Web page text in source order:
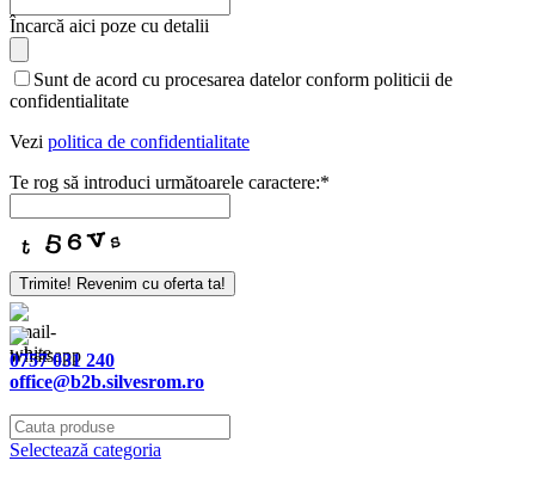
Încarcă aici poze cu detalii
Website
URL*
Sunt de acord cu procesarea datelor conform politicii de
confidentialitate
Vezi politica de confidentialitate
Te rog să introduci următoarele caractere:*
Trimite! Revenim cu oferta ta!
0757 031 240
office@b2b.silvesrom.ro
Selectează categoria